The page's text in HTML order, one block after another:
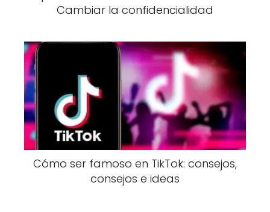
Cambiar la confidencialidad
Cómo ser famoso en TikTok: consejos,
consejos e ideas